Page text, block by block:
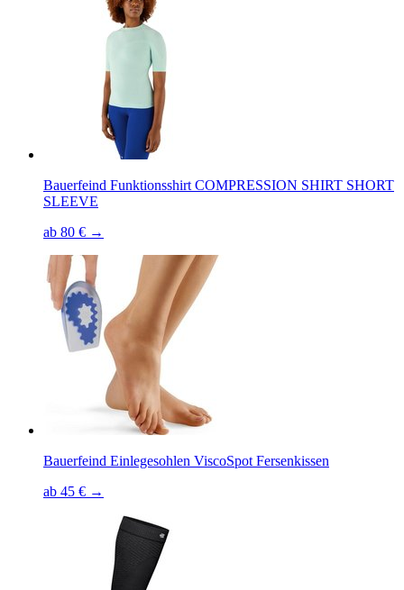
Bauerfeind Funktionsshirt COMPRESSION SHIRT SHORT
SLEEVE
ab 80 € →
Bauerfeind Einlegesohlen ViscoSpot Fersenkissen
ab 45 € →